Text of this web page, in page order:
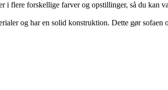
i flere forskellige farver og opstillinger, så du kan
og har en solid konstruktion. Dette gør